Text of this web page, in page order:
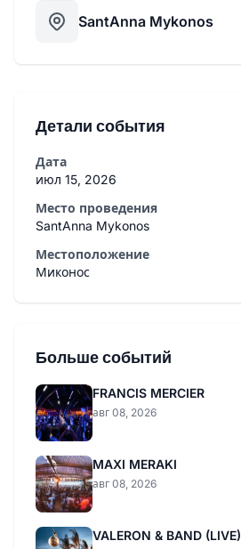
SantAnna Mykonos
Детали события
Дата
июл 15, 2026
Место проведения
SantAnna Mykonos
Местоположение
Миконос
Больше событий
FRANCIS MERCIER
авг 08, 2026
MAXI MERAKI
авг 08, 2026
VALERON & BAND (LIVE)